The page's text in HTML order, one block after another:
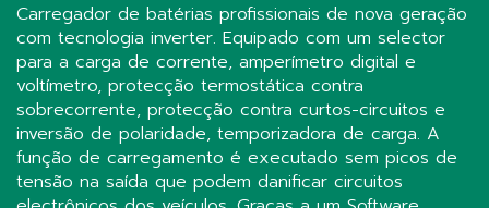
Carregador de batérias profissionais de nova geração
com tecnologia inverter. Equipado com um selector
para a carga de corrente, amperímetro digital e
voltímetro, protecção termostática contra
sobrecorrente, protecção contra curtos-circuitos e
inversão de polaridade, temporizadora de carga. A
função de carregamento é executado sem picos de
tensão na saída que podem danificar circuitos